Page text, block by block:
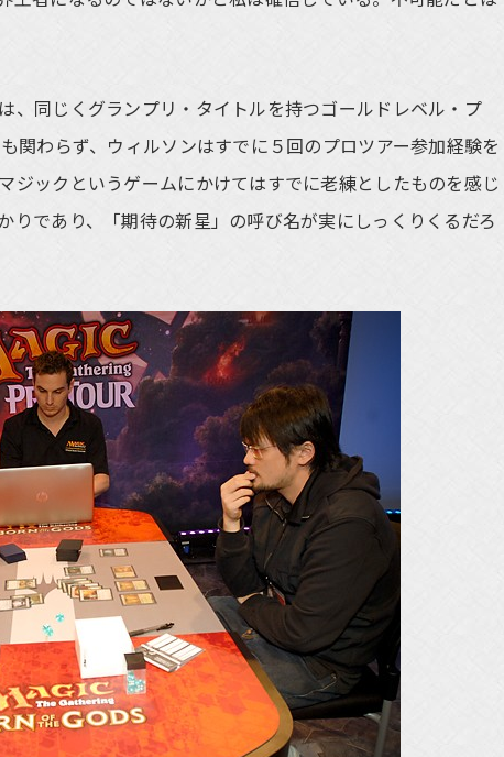
同じくグランプリ・タイトルを持つゴールドレベル・プ
関わらず、ウィルソンはすでに５回のプロツアー参加経験を
ジックというゲームにかけてはすでに老練としたものを感じ
であり、「期待の新星」の呼び名が実にしっくりくるだろ